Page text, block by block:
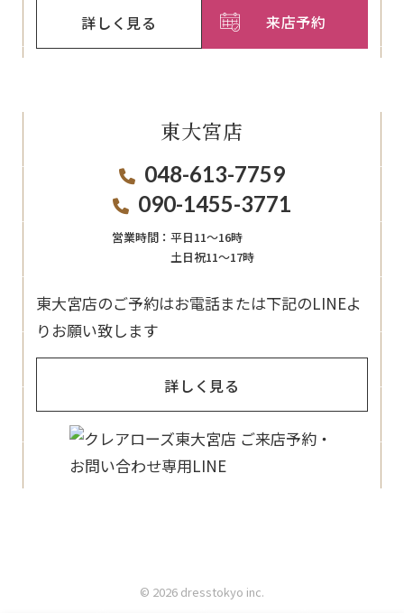
詳しく見る 来店予約
東大宮店
048-613-7759
090-1455-3771
営業時間： 平日11〜16時
土日祝11〜17時
東大宮店のご予約はお電話または下記のLINEよ
りお願い致します
詳しく見る
© 2026 dresstokyo inc.